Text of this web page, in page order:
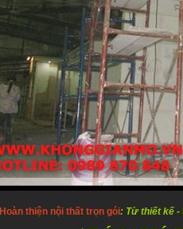
Hoàn thiện nội thất trọn gói: Từ thiết kế -